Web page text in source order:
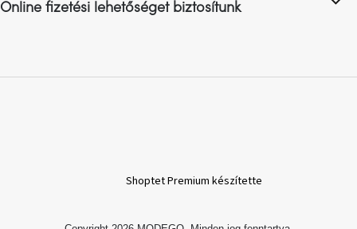
oldalát
Online fizetési lehetőséget biztosítunk
Shoptet Premium készítette